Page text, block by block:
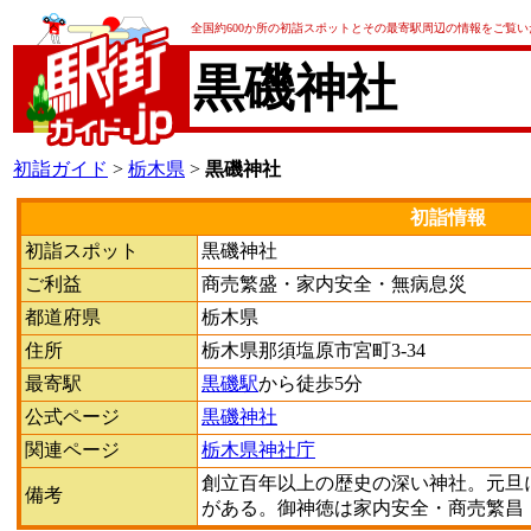
全国約600か所の初詣スポットとその最寄駅周辺の情報をご覧
黒磯神社
初詣ガイド > 栃木県 > 黒磯神社
初詣情報
初詣スポット
黒磯神社
ご利益
商売繁盛・家内安全・無病息災
都道府県
栃木県
住所
栃木県那須塩原市宮町3-34
最寄駅
黒磯駅から徒歩5分
公式ページ
黒磯神社
関連ページ
栃木県神社庁
備考
創立百年以上の歴史の深い神社。元
がある。御神徳は家内安全・商売繁